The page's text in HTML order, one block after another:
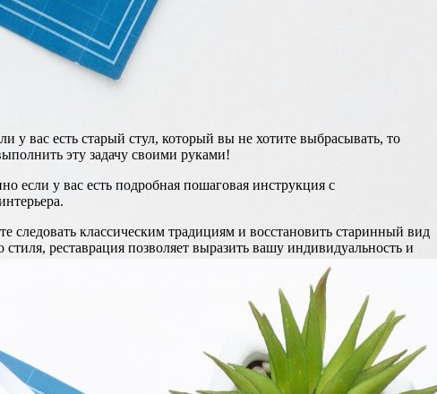
вас есть старый стул, который вы не хотите выбрасывать, то
эту задачу своими руками!
если у вас есть подробная пошаговая инструкция с
следовать классическим традициям и восстановить старинный вид
реставрация позволяет выразить вашу индивидуальность и